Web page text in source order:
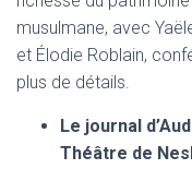
musulmane, avec
et Élodie Roblain,
plus de détails.
Le journal
Théâtre de